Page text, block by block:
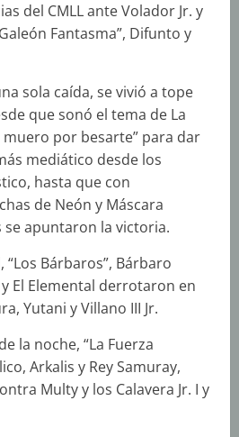
del CMLL ante Volador Jr. y
Fantasma”, Difunto y
sola caída, se vivió a tope
que sonó el tema de La
muero por besarte” para dar
mediático desde los
hasta que con
de Neón y Máscara
se apuntaron la victoria.
“Los Bárbaros”, Bárbaro
El Elemental derrotaron en
Yutani y Villano III Jr.
la noche, “La Fuerza
Arkalis y Rey Samuray,
Multy y los Calavera Jr. I y